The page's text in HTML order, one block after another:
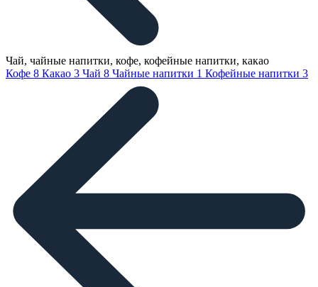
Чай, чайные напитки, кофе, кофейные напитки, какао
Кофе 8 Какао 3 Чай 8 Чайные напитки 1 Кофейные напитки 3